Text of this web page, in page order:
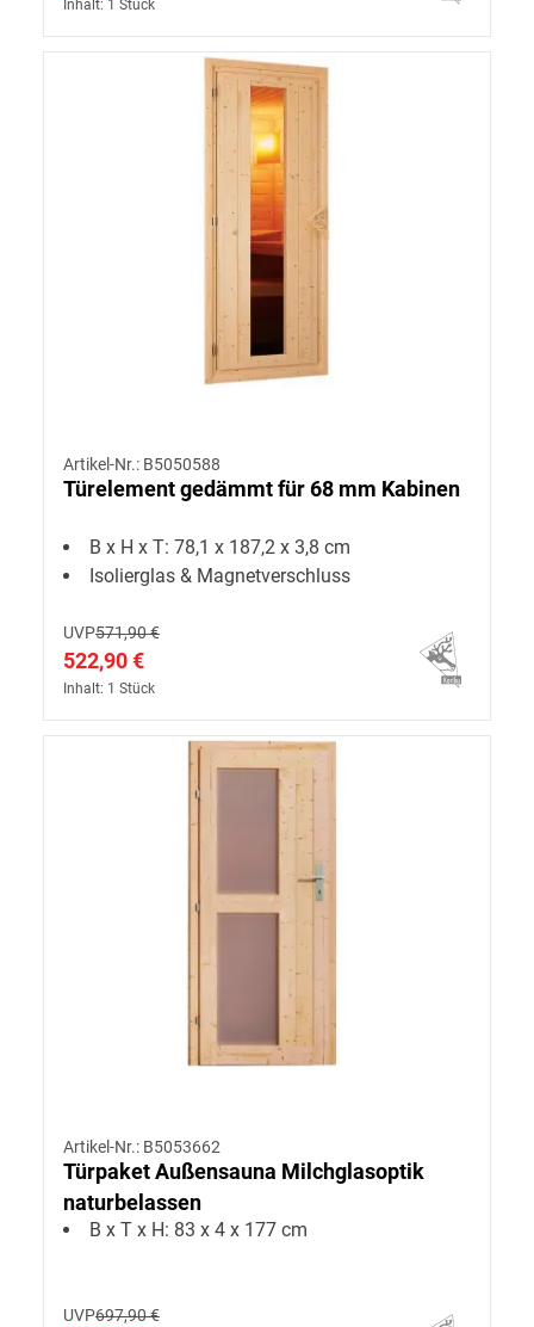
Inhalt: 1 Stück
Artikel-Nr.: B5050588
Türelement gedämmt für 68 mm Kabinen
B x H x T: 78,1 x 187,2 x 3,8 cm
Isolierglas & Magnetverschluss
UVP571,90 €
522,90 €
Inhalt: 1 Stück
Artikel-Nr.: B5053662
Türpaket Außensauna Milchglasoptik
naturbelassen
B x T x H: 83 x 4 x 177 cm
UVP697,90 €